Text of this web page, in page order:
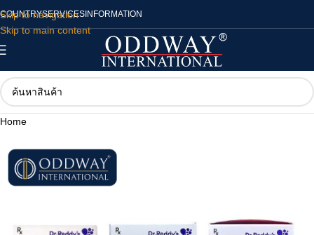
Skip to navigation
Skip to main content
COUNTRYSERVICES INFORMATION
Home